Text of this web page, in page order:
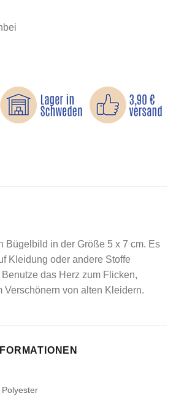
Bügelbild in der Größe 5 x 7 cm. Es
Kleidung oder andere Stoffe
das Herz zum Flicken,
Verschönern von alten Kleidern.
Polyester